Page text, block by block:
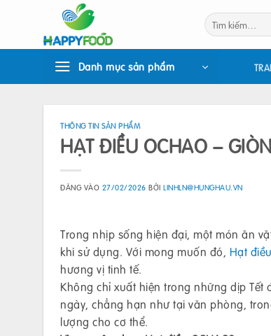
Tìm
kiếm:
Danh mục sản phẩm
THÔNG TIN SẢN PHẨM
HẠT ĐIỀU OCHAO –
ĐĂNG VÀO 27/02/2026 BỞILINHLN@HUNGHAU.VN
Trong nhịp sống hiện đại, một món ăn
khi sử dụng. Với mong muốn đó, Hạt
hương vị tinh tế.
Không chỉ xuất hiện trong những dịp Tết
ngày, chẳng hạn như tại văn phòng,
lượng cho cơ thể.